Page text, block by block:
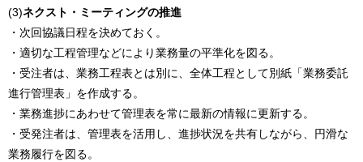
(3)ネクスト・ミーティングの推進
・次回協議日程を決めておく。
・適切な工程管理などにより業務量の平準化を図る。
・受注者は、業務工程表とは別に、全体工程として別紙「業務委託
進行管理表」を作成する。
・業務進捗にあわせて管理表を常に最新の情報に更新する。
・受発注者は、管理表を活用し、進捗状況を共有しながら、円滑な
業務履行を図る。